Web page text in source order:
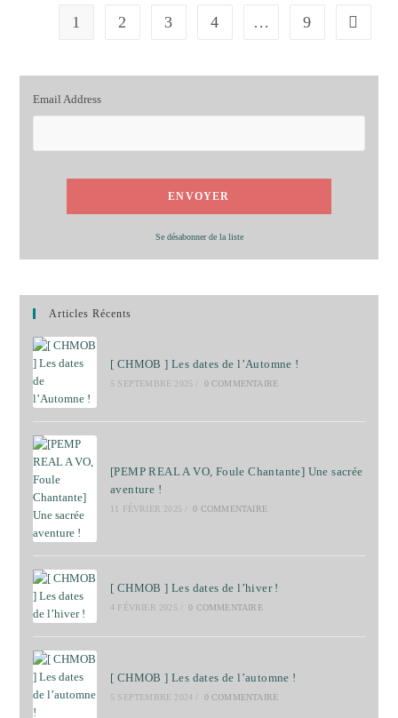
1 2 3 4 … 9
Email Address
Se désabonner de la liste
Articles Récents
[ CHMOB ] Les dates de l’Automne !
5 SEPTEMBRE 2025 0 COMMENTAIRE
[PEMP REAL A VO, Foule Chantante] Une sacrée
aventure !
11 FÉVRIER 2025 0 COMMENTAIRE
[ CHMOB ] Les dates de l’hiver !
4 FÉVRIER 2025 0 COMMENTAIRE
[ CHMOB ] Les dates de l’automne !
5 SEPTEMBRE 2024 0 COMMENTAIRE